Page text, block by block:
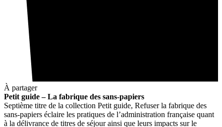
À partager
Petit guide – La fabrique des sans-papiers
Septième titre de la collection Petit guide, Refuser la fabrique des
sans-papiers éclaire les pratiques de l’administration française quant
à la délivrance de titres de séjour ainsi que leurs impacts sur le